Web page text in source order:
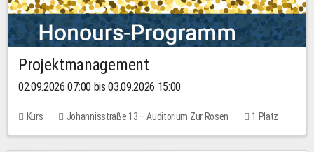
Projektmanagement
02.09.2026 07:00 bis 03.09.2026 15:00
Kurs Johannisstraße 13 – Auditorium Zur Rosen 1 Platz